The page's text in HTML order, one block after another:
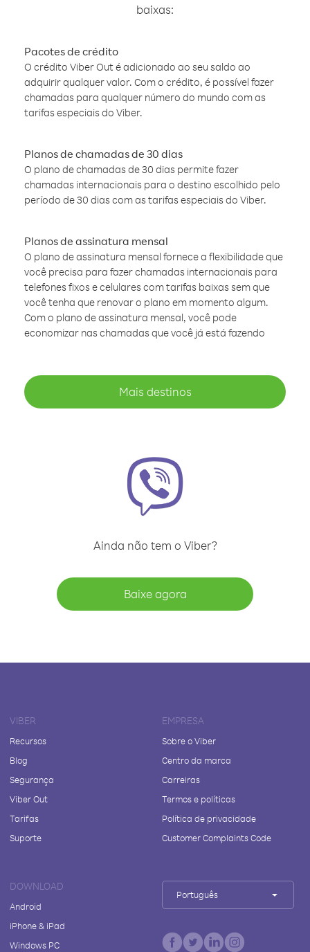
baixas:
Pacotes de crédito
O crédito Viber Out é adicionado ao seu saldo ao
adquirir qualquer valor. Com o crédito, é possível fazer
chamadas para qualquer número do mundo com as
tarifas especiais do Viber.
Planos de chamadas de 30 dias
O plano de chamadas de 30 dias permite fazer
chamadas internacionais para o destino escolhido pelo
período de 30 dias com as tarifas especiais do Viber.
Planos de assinatura mensal
O plano de assinatura mensal fornece a flexibilidade que
você precisa para fazer chamadas internacionais para
telefones fixos e celulares com tarifas baixas sem que
você tenha que renovar o plano em momento algum.
Com o plano de assinatura mensal, você pode
economizar nas chamadas que você já está fazendo
Mais destinos
Ainda não tem o Viber?
Baixe agora
VIBER
Recursos
Blog
Segurança
Viber Out
Tarifas
Suporte
EMPRESA
Sobre o Viber
Centro da marca
Carreiras
Termos e políticas
Política de privacidade
Customer Complaints Code
DOWNLOAD
Android
iPhone & iPad
Windows PC
Português